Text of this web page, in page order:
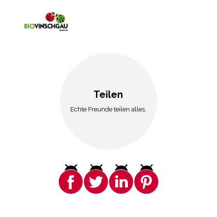
Teilen
Echte Freunde teilen alles.